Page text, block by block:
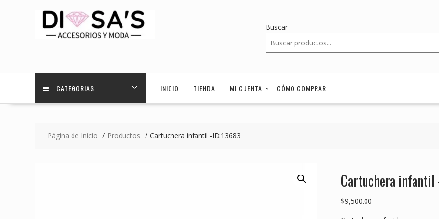
Buscar
CATEGORIAS INICIO TIENDA MI CUENTA CÓMO COMPRAR
Página de Inicio Productos Cartuchera infantil -ID:13683
Cartuchera infantil
$9,500.00